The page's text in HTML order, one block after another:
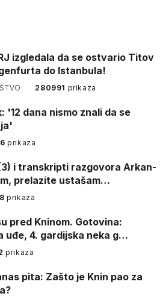
izgledala da se ostvario Titov
do Istanbula!
280991 prikaza
'12 dana nismo znali da se
prikaza
i transkripti razgovora Arkan-
prelazite ustašam…
prikaza
uđe, 4. gardijska neka g…
prikaza
pita: Zašto je Knin pao za